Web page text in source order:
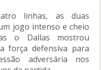
linhas, as duas
jogo intenso e cheio
o Dallas mostrou
força defensiva para
adversária nos